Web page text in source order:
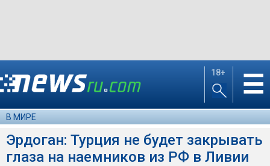
18+ ☰
В МИРЕ
Эрдоган: Турция не будет закрывать
глаза на наемников из РФ в Ливии